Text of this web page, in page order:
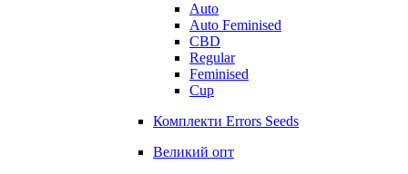
Auto
Auto Feminised
CBD
Regular
Feminised
Cup
Комплекти Errors Seeds
Великий опт